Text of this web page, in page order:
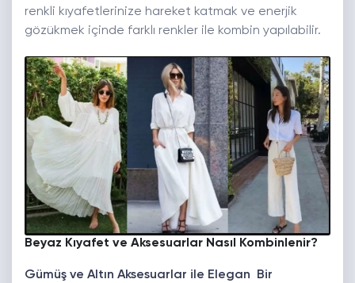
renkli kıyafetlerinize hareket katmak ve enerjik
gözükmek içinde farklı renkler ile kombin yapılabilir.
Beyaz Kıyafet ve Aksesuarlar Nasıl Kombinlenir?
Gümüş ve Altın Aksesuarlar ile Elegan Bir